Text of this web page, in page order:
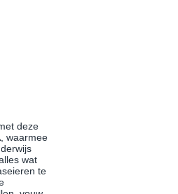
deze
waarmee
wat
te